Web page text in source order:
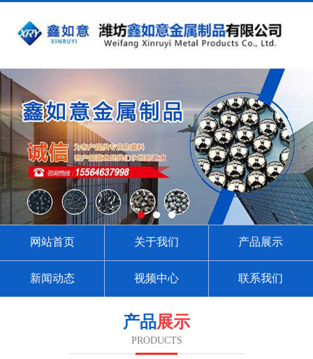
网站首页 关于我们 产品展示
新闻动态 视频中心 联系我们
产品展示
PRODUCTS